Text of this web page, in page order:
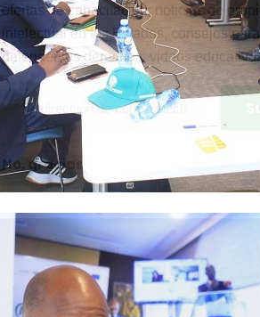
ofertas de capacitación; noticias de
intelectual en los Estados, consejos
defender tus derechos, videos
No, gracias